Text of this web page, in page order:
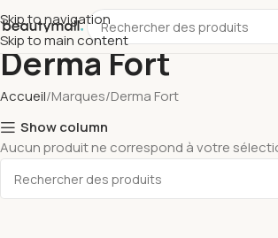
Skip to navigation
Skip to main content
Derma Fort
Accueil Marques Derma Fort
Show column
Aucun produit ne correspond à votre